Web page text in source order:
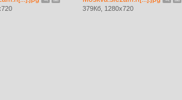
379Кб, 1280x720